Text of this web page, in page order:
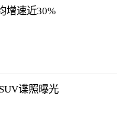
增速近30%
谍照曝光